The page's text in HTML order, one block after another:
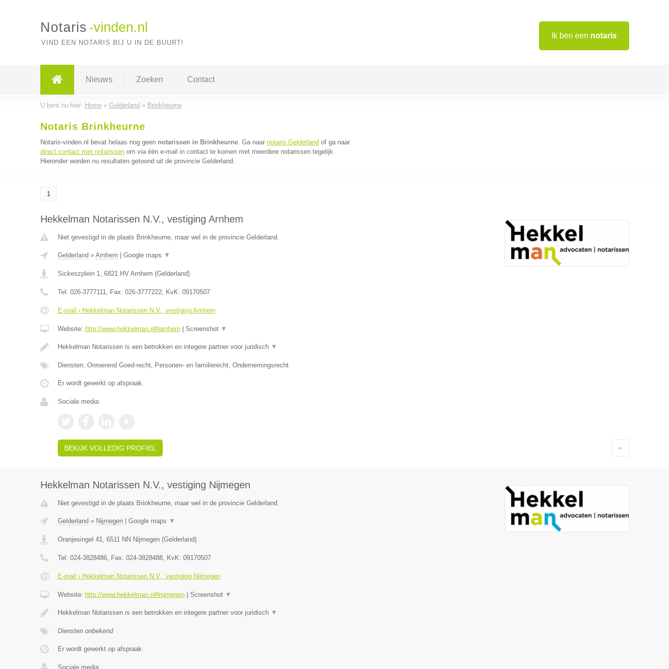
Ik ben een notaris
Notaris -vinden.nl
VIND EEN NOTARIS BIJ U IN DE BUURT!
Nieuws Zoeken Contact
U bent nu hier: Home» Gelderland » Brinkheurne
Notaris Brinkheurne
Notaris-vinden.nl bevat helaas nog geen notarissen in Brinkheurne. Ga naar notaris Gelderland of ga naar
direct contact met notarissenom via één e-mail in contact te komen met meerdere notarissen tegelijk.
Hieronder worden nu resultaten getoond uit de provincie Gelderland.
1
Hekkelman Notarissen N.V., vestiging Arnhem
Niet gevestigd in de plaats Brinkheurne, maar wel in de provincie Gelderland.
Gelderland » Arnhem Google maps ▼
Sickeszplein 1, 6821 HV Arnhem (Gelderland)
Tel: 026-3777111, Fax: 026-3777222, KvK: 09170507
E-mail › Hekkelman Notarissen N.V., vestiging Arnhem
Website: http://www.hekkelman.nl#arnhem Screenshot ▼
Hekkelman Notarissen is een betrokken en integere partner voor juridisch ▼
Diensten: Onroerend Goed-recht, Personen- en familierecht, Ondernemingsrecht
Er wordt gewerkt op afspraak.
Sociale media:
BEKIJK VOLLEDIG PROFIEL
Hekkelman Notarissen N.V., vestiging Nijmegen
Niet gevestigd in de plaats Brinkheurne, maar wel in de provincie Gelderland.
Gelderland » Nijmegen| Google maps ▼
Oranjesingel 41, 6511 NN Nijmegen(Gelderland)
Tel: 024-3828486, Fax: 024-3828488, KvK: 09170507
E-mail › Hekkelman Notarissen N.V., vestiging Nijmegen
Website: http://www.hekkelman.nl#nijmegen| Screenshot ▼
Hekkelman Notarissen is een betrokken en integere partner voor juridisch ▼
Diensten onbekend
Er wordt gewerkt op afspraak.
Sociale media: